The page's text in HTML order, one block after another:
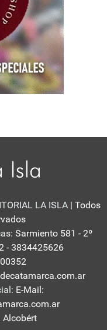
LA ISLA | Todos
Sarmiento 581 - 2º
- 3834425626
E-Mail:
Alcobért